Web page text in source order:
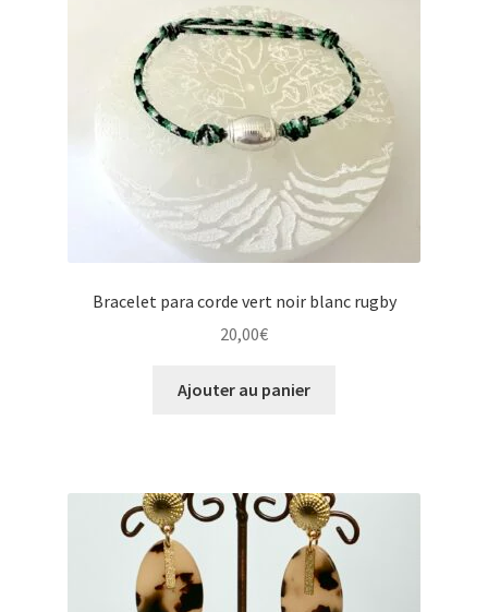
Bracelet para corde vert noir blanc rugby
20,00€
Ajouter au panier